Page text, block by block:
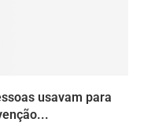
usavam para